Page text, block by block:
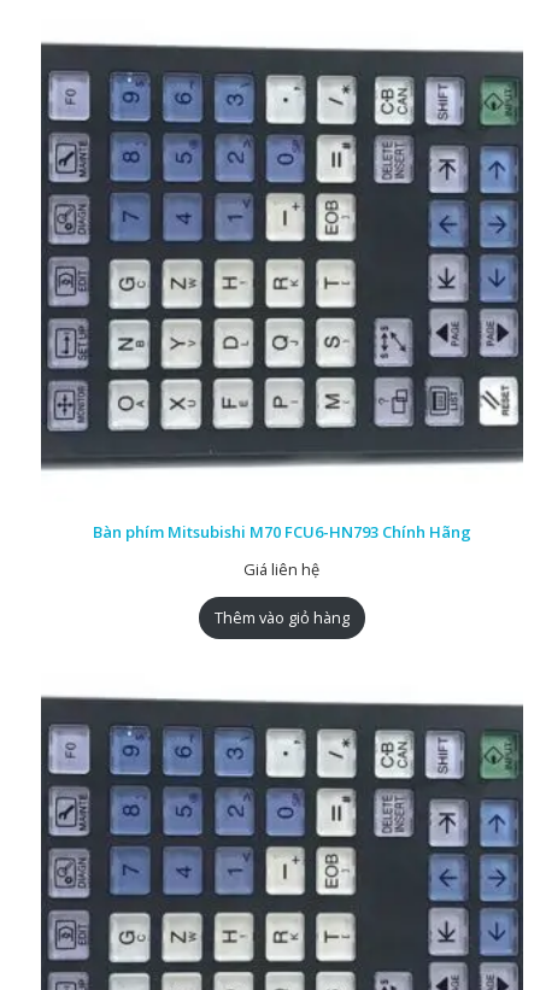
Bàn phím Mitsubishi M70 FCU6-HN793 Chính Hãng
Giá liên hệ
Thêm vào giỏ hàng